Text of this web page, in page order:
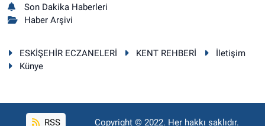
Son Dakika Haberleri
Haber Arşivi
ESKİŞEHİR ECZANELERİ KENT REHBERİ
İletişim
Künye
RSS Copyright © 2022. Her hakkı saklıdır.